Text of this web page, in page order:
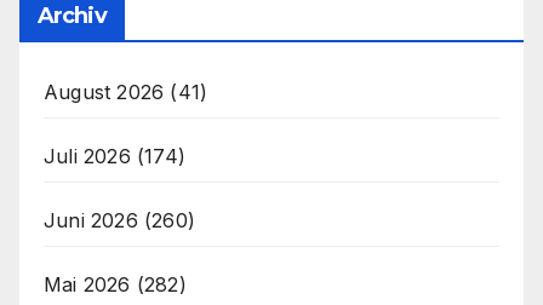
Archiv
August 2026 (41)
Juli 2026 (174)
Juni 2026 (260)
Mai 2026 (282)